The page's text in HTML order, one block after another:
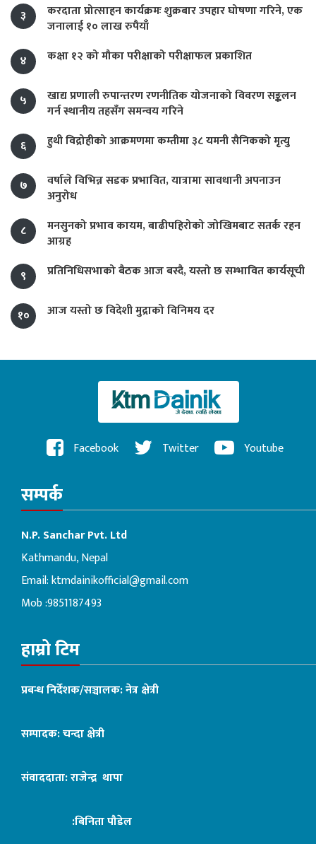
३
करदाता प्रोत्साहन कार्यक्रमः शुक्रबार उपहार घोषणा गरिने, एक
जनालाई १० लाख रुपैयाँ
४
कक्षा १२ को मौका परीक्षाको परीक्षाफल प्रकाशित
५
खाद्य प्रणाली रुपान्तरण रणनीतिक योजनाको विवरण सङ्कलन
गर्न स्थानीय तहसँग समन्वय गरिने
६
हुथी विद्रोहीको आक्रमणमा कम्तीमा ३८ यमनी सैनिकको मृत्यु
७
वर्षाले विभिन्न सडक प्रभावित, यात्रामा सावधानी अपनाउन
अनुरोध
८
मनसुनको प्रभाव कायम, बाढीपहिरोको जोखिमबाट सतर्क रहन
आग्रह
९
प्रतिनिधिसभाको बैठक आज बस्दै, यस्तो छ सम्भावित कार्यसूची
१० आज यस्तो छ विदेशी मुद्राको विनिमय दर
Facebook Twitter Youtube
सम्पर्क
N.P. Sanchar Pvt. Ltd
Kathmandu, Nepal
Email:ktmdainikofficial@gmail.com
Mob :9851187493
हाम्रो टिम
प्रबन्ध निर्देशक/सञ्चालक: नेत्र क्षेत्री
सम्पादक: चन्दा क्षेत्री
संवाददाता: राजेन्द्र थापा
:बिनिता पौडेल